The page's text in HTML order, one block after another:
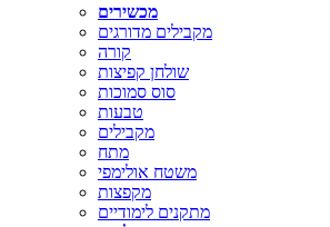
מכשירים
מקבילים מדורגים
קורה
שולחן קפיצות
סוס סמוכות
טבעות
מקבילים
מתח
משטח אולימפי
מקפצות
מתקנים לימודיים